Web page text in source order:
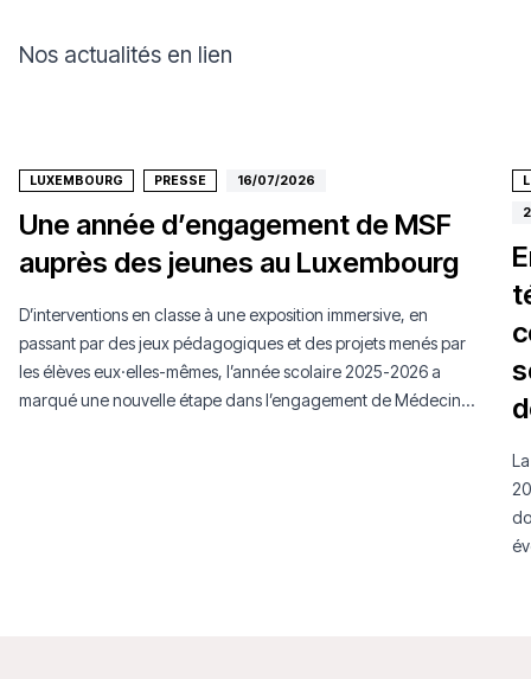
Nos actualités en lien
LUXEMBOURG PRESSE 16/07/2026
Une année d’engagement de MSF
auprès des jeunes au Luxembourg
D’interventions en classe à une exposition immersive, en
passant par des jeux pédagogiques et des projets menés par
les élèves eux·elles-mêmes, l’année scolaire 2025-2026 a
marqué une nouvelle étape dans l’engagement de Médecins